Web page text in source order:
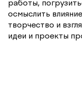
работы,
осмыслить
творчество и
идеи и проекты